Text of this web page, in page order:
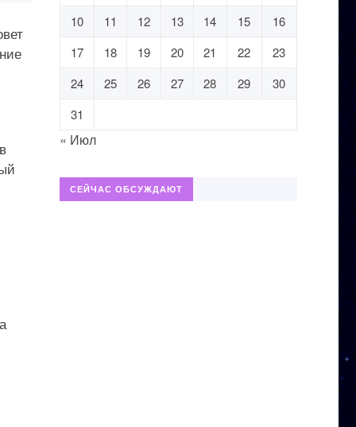
10
11 12 13 14 15
16
17
18 19 20 21 22
23
24
25 26 27 28 29
30
31
« Июл
СЕЙЧАС ОБСУЖДАЮТ